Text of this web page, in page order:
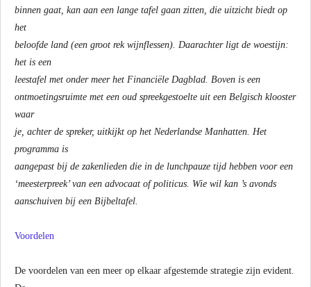
binnen gaat, kan aan een lange tafel gaan zitten, die uitzicht biedt op
het
beloofde land (een groot rek wijnflessen). Daarachter ligt de woestijn:
het is een
leestafel met onder meer het Financiële Dagblad. Boven is een
ontmoetingsruimte met een oud spreekgestoelte uit een Belgisch klooster
waar
je, achter de spreker, uitkijkt op het Nederlandse Manhatten. Het
programma is
aangepast bij de zakenlieden die in de lunchpauze tijd hebben voor een
‘meesterpreek’ van een advocaat of politicus. Wie wil kan ’s avonds
aanschuiven bij een Bijbeltafel.
Voordelen
De voordelen van een meer op elkaar afgestemde strategie zijn evident.